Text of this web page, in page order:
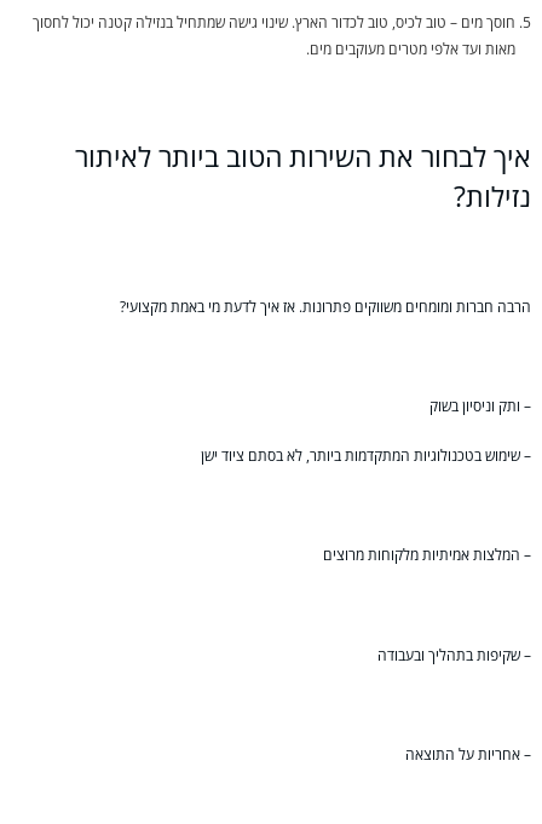
חוסך מים – טוב לכיס, טוב לכדור הארץ. שינוי גישה שמתחיל בנזילה קטנה יכול לחסוך
מאות ועד אלפי מטרים מעוקבים מים.
איך לבחור את השירות הטוב ביותר לאיתור
נזילות?
הרבה חברות ומומחים משווקים פתרונות. אז איך לדעת מי באמת מקצועי?
– ותק וניסיון בשוק
– שימוש בטכנולוגיות המתקדמות ביותר, לא בסתם ציוד ישן
– המלצות אמיתיות מלקוחות מרוצים
– שקיפות בתהליך ובעבודה
– אחריות על התוצאה